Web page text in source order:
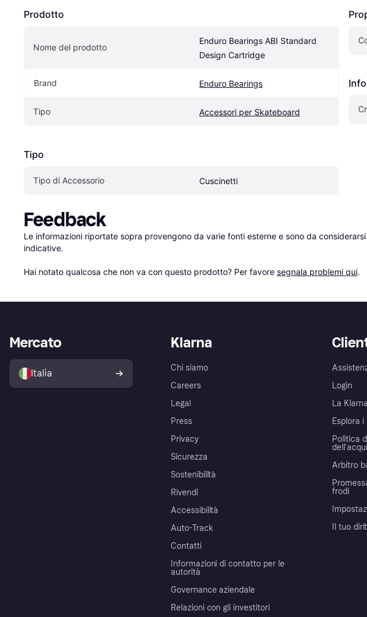
Prodotto
Nome del prodotto
Enduro Bearings ABI Standard
Design Cartridge
Brand Enduro Bearings
Tipo Accessori per Skateboard
Tipo
Tipo di Accessorio Cuscinetti
Feedback
Le informazioni riportate sopra provengono da varie fonti esterne e sono da
indicative.
Hai notato qualcosa che non va con questo prodotto? Per favore segnala problemi qui.
Klarna
Chi siamo
Careers
Legal
Press
Privacy
Sicurezza
Sostenibilità
Rivendi
Accessibilità
Auto-Track
Contatti
Informazioni di contatto per le
autorità
Governance aziendale
Relazioni con gli investitori
Login
La
Esplora i
Politica
Arbitro
frodi
Il tuo
Mercato
Italia